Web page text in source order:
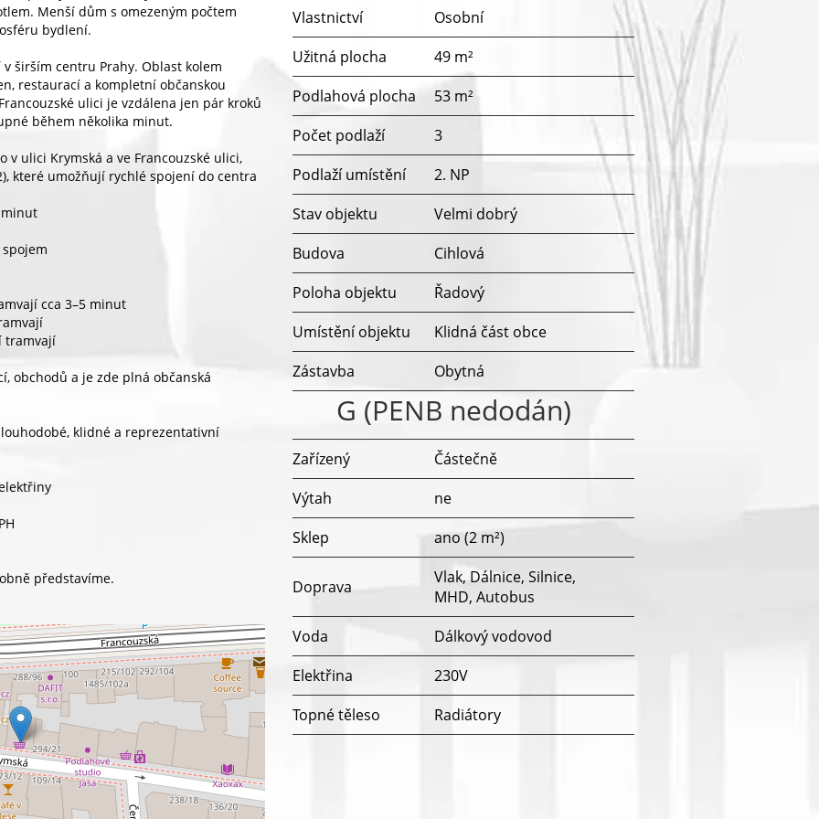
Menší dům s omezeným počtem
bydlení.
širším centru Prahy. Oblast kolem
restaurací a kompletní občanskou
ulici je vzdálena jen pár kroků
během několika minut.
ulici Krymská a ve Francouzské ulici,
které umožňují rychlé spojení do centra
minut
cca 3–5 minut
tramvají
obchodů a je zde plná občanská
klidné a reprezentativní
představíme.
Vlastnictví
Osobní
Užitná plocha
49 m²
Podlahová plocha
53 m²
Počet podlaží
3
Podlaží umístění
2. NP
Stav objektu
Velmi dobrý
Budova
Cihlová
Poloha objektu
Řadový
Umístění objektu
Klidná část obce
Zástavba
Obytná
G (PENB nedodán)
Zařízený
Částečně
Výtah
ne
Sklep
ano (2 m²)
Doprava
Vlak, Dálnice, Silnice,
MHD, Autobus
Voda
Dálkový vodovod
Elektřina
230V
Topné těleso
Radiátory